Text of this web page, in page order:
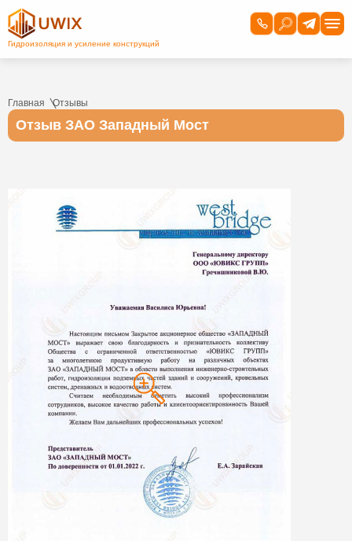
Главная Отзывы
Отзыв ЗАО Западный Мост